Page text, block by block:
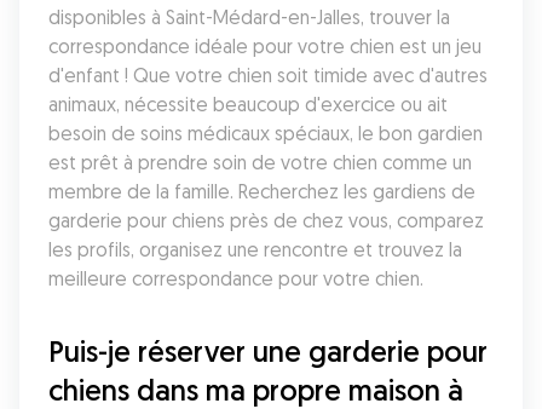
disponibles à Saint-Médard-en-Jalles, trouver la
correspondance idéale pour votre chien est un jeu
d'enfant ! Que votre chien soit timide avec d'autres
animaux, nécessite beaucoup d'exercice ou ait
besoin de soins médicaux spéciaux, le bon gardien
est prêt à prendre soin de votre chien comme un
membre de la famille. Recherchez les gardiens de
garderie pour chiens près de chez vous, comparez
les profils, organisez une rencontre et trouvez la
meilleure correspondance pour votre chien.
Puis-je réserver une garderie pour
chiens dans ma propre maison à